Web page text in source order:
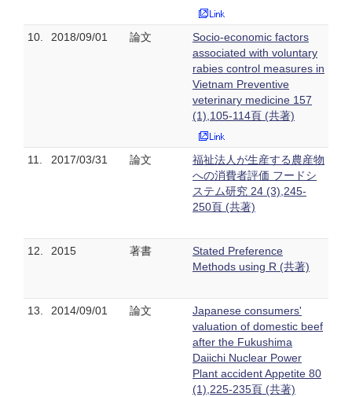
10. 2018/09/01 論文
Socio-economic factors
associated with voluntary
rabies control measures in
Vietnam Preventive
veterinary medicine 157
(1),105-114頁 (共著)
11. 2017/03/31 論文
福祉法人が生産する農産物
への消費者評価 フードシ
ステム研究 24 (3),245-
250頁 (共著)
12. 2015 著書
Stated Preference
Methods using R (共著)
13. 2014/09/01 論文
Japanese consumers'
valuation of domestic beef
after the Fukushima
Daiichi Nuclear Power
Plant accident Appetite 80
(1),225-235頁 (共著)